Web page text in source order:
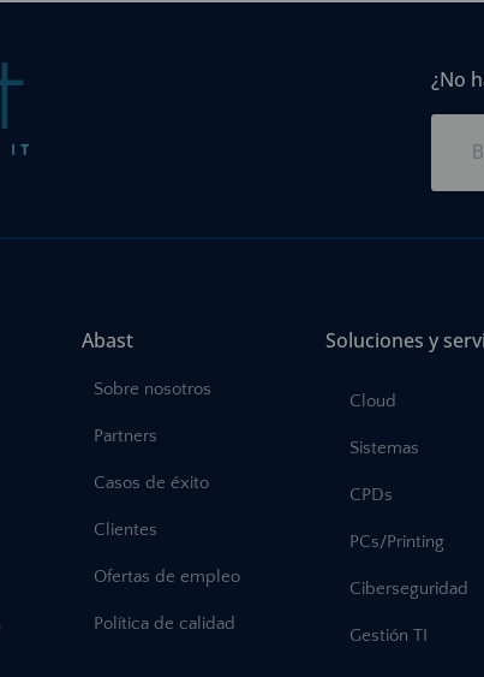
¿No
Abast
Sobre nosotros
Partners
Casos de éxito
Clientes
Ofertas de empleo
Política de calidad
Soluciones y
Cloud
Sistemas
CPDs
PCs/Printing
Ciberseguridad
Gestión TI